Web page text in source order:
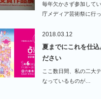
毎年欠かさず参加して
庁メディア芸術祭に行
2018.03.12
夏までにこれを仕込
ださい
ここ数日間、私の二大
なっているものが…